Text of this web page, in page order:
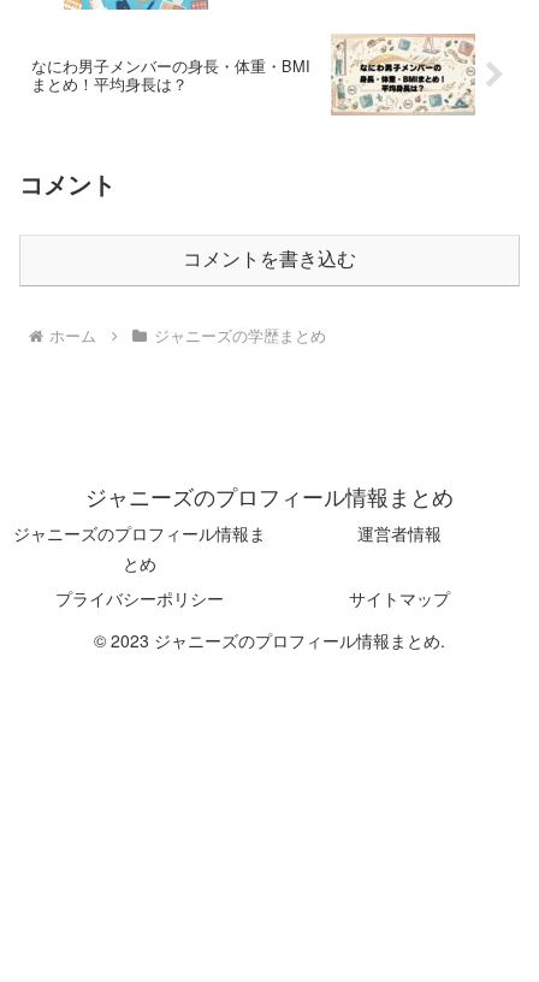
なにわ男子メンバーの身長・体重・BMI
まとめ！平均身長は？
コメント
コメントを書き込む
ホーム ジャニーズの学歴まとめ
ジャニーズのプロフィール情報まとめ
ジャニーズのプロフィール情報ま
とめ
運営者情報
プライバシーポリシー
サイトマップ
© 2023 ジャニーズのプロフィール情報まとめ.